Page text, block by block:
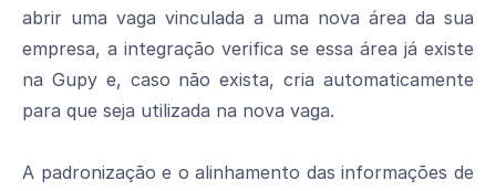
abrir uma vaga vinculada a uma nova área da sua
empresa, a integração verifica se essa área já existe
na Gupy e, caso não exista, cria automaticamente
para que seja utilizada na nova vaga.
A padronização e o alinhamento das informações de